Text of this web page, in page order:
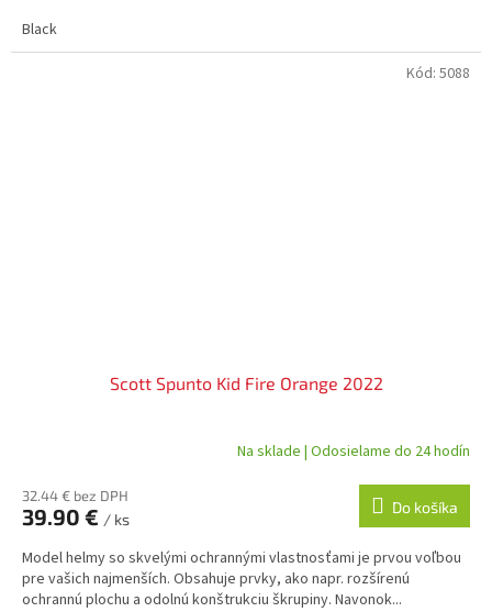
Black
Scott Spunto Kid Fire Orange 2022
Na sklade | Odosielame do 24 hodín
32.44 € bez DPH
39.90 € / ks
Do košíka
Model helmy so skvelými ochrannými vlastnosťami je prvou voľbou
pre vašich najmenších. Obsahuje prvky, ako napr. rozšírenú
ochrannú plochu a odolnú konštrukciu škrupiny. Navonok...
Kód: 5088